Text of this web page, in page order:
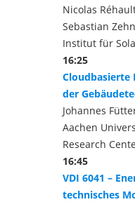
Nicolas
Sebastian
Institut für
16:25
Cloudbasierte
der
Johannes
Aachen
Research
16:45
VDI 6041 –
technisches